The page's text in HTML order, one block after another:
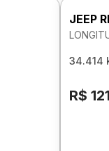
JEEP
34.414
R$